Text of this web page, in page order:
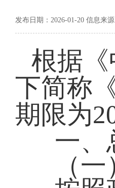
发布日期：2026-01-20 信息来
根据
下简称
期限为
一、
（